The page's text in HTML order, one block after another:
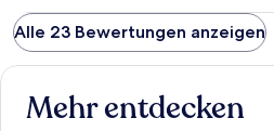
Alle 23 Bewertungen anzeigen
Mehr entdecken